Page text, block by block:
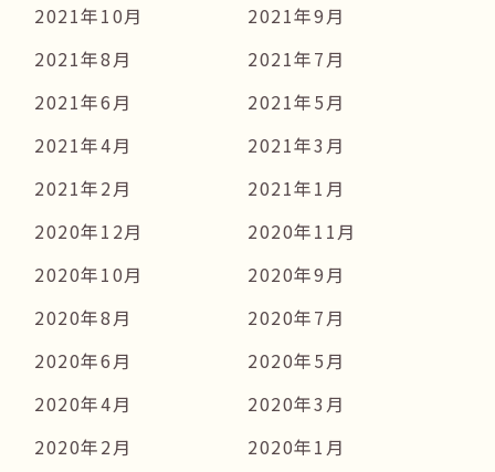
2021年10月
2021年9月
2021年8月
2021年7月
2021年6月
2021年5月
2021年4月
2021年3月
2021年2月
2021年1月
2020年12月
2020年11月
2020年10月
2020年9月
2020年8月
2020年7月
2020年6月
2020年5月
2020年4月
2020年3月
2020年2月
2020年1月